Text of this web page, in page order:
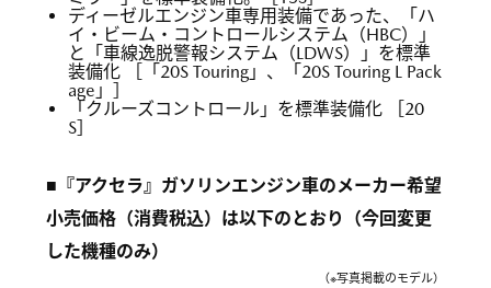
ディーゼルエンジン車専用装備であった、「ハ
イ・ビーム・コントロールシステム（HBC）」
と「車線逸脱警報システム（LDWS）」を標準
装備化 ［「20S Touring」、「20S Touring L Pack
age」］
「クルーズコントロール」を標準装備化 ［20
S］
■『アクセラ』ガソリンエンジン車のメーカー希望
小売価格（消費税込）は以下のとおり（今回変更
した機種のみ）
（※写真掲載のモデル）